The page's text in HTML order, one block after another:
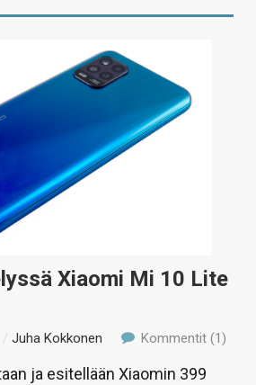
Xiaomi Mi 10 Lite
/Juha Kokkonen Kommentit (1)
ja esitellään Xiaomin 399